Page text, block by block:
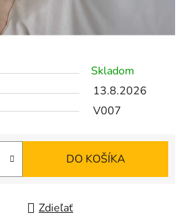
Skladom
13.8.2026
V007
DO KOŠÍKA
Zdieľať